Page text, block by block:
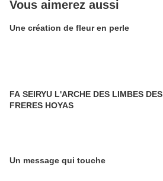
Vous aimerez aussi
Une création de fleur en perle
FA SEIRYU L'ARCHE DES LIMBES DES
FRERES HOYAS
Un message qui touche